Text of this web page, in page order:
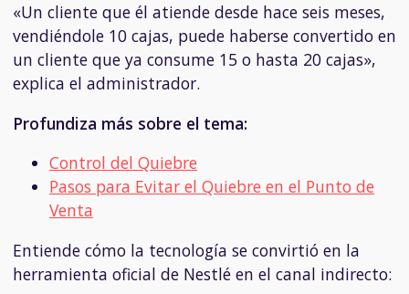
«Un cliente que él atiende desde hace seis meses,
vendiéndole 10 cajas, puede haberse convertido en
un cliente que ya consume 15 o hasta 20 cajas»,
explica el administrador.
Profundiza más sobre el tema:
Control del Quiebre
Pasos para Evitar el Quiebre en el Punto de
Venta
Entiende cómo la tecnología se convirtió en la
herramienta oficial de Nestlé en el canal indirecto: